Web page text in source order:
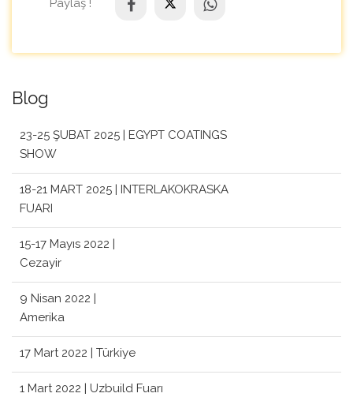
Paylaş !
Blog
23-25 ŞUBAT 2025 | EGYPT COATINGS
SHOW
18-21 MART 2025 | INTERLAKOKRASKA
FUARI
15-17 Mayıs 2022 |
Cezayir
9 Nisan 2022 |
Amerika
17 Mart 2022 | Türkiye
1 Mart 2022 | Uzbuild Fuarı